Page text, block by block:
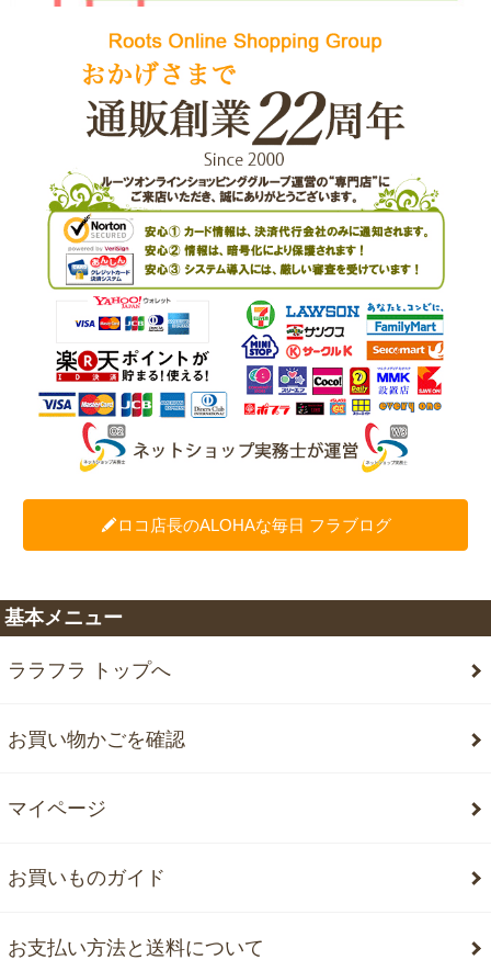
ロコ店長のALOHAな毎日 フラブログ
基本メニュー
ララフラ トップへ
お買い物かごを確認
マイページ
お買いものガイド
お支払い方法と送料について